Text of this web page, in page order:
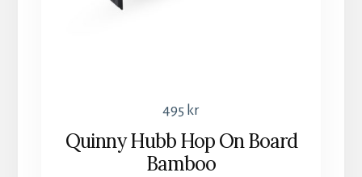
495 kr
Quinny Hubb Hop On Board
Bamboo